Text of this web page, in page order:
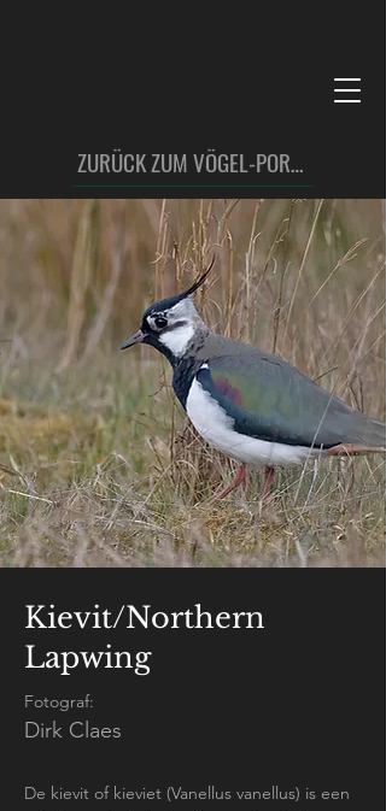
Kievit/Northern
Lapwing
Fotograf:
Dirk Claes
De kievit of kieviet (Vanellus vanellus) is een